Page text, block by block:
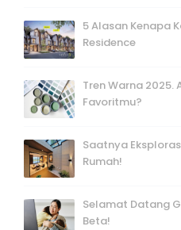
5 Alasan Kenapa
Residence
Tren Warna 2025.
Favoritmu?
Saatnya
Rumah!
Selamat Datang
Beta!